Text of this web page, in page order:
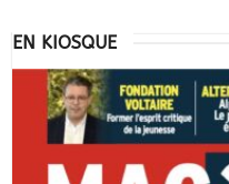
EN KIOSQUE